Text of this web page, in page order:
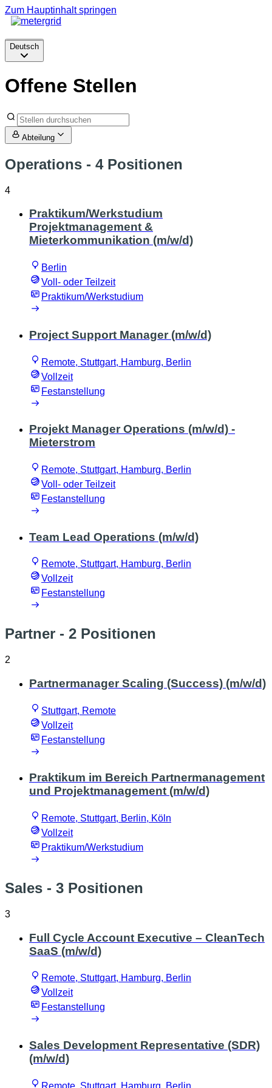
Zum Hauptinhalt springen
Deutsch
Deutsch
Offene Stellen
Abteilung
Operations - 4 Positionen
4
Praktikum/Werkstudium
Projektmanagement &
Mieterkommunikation (m/w/d)
Berlin
Voll- oder Teilzeit
Praktikum/Werkstudium
Project Support Manager (m/w/d)
Remote, Stuttgart, Hamburg, Berlin
Vollzeit
Festanstellung
Projekt Manager Operations (m/w/d) -
Mieterstrom
Remote, Stuttgart, Hamburg, Berlin
Voll- oder Teilzeit
Festanstellung
Team Lead Operations (m/w/d)
Remote, Stuttgart, Hamburg, Berlin
Vollzeit
Festanstellung
Partner - 2 Positionen
2
Partnermanager Scaling (Success) (m/w/d)
Stuttgart, Remote
Vollzeit
Festanstellung
Praktikum im Bereich Partnermanagement
und Projektmanagement (m/w/d)
Remote, Stuttgart, Berlin, Köln
Vollzeit
Praktikum/Werkstudium
Sales - 3 Positionen
3
Full Cycle Account Executive – CleanTech
SaaS (m/w/d)
Remote, Stuttgart, Hamburg, Berlin
Vollzeit
Festanstellung
Sales Development Representative (SDR)
(m/w/d)
Remote, Stuttgart, Hamburg, Berlin